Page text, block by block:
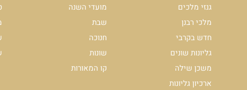
גנזי מלכים
מלכי רבנן
חדש בקרבי
גליונות שונים
משכן שילה
ארכיון גליונות
מועדי השנה
שבת
חנוכה
שונות
קו המאורות